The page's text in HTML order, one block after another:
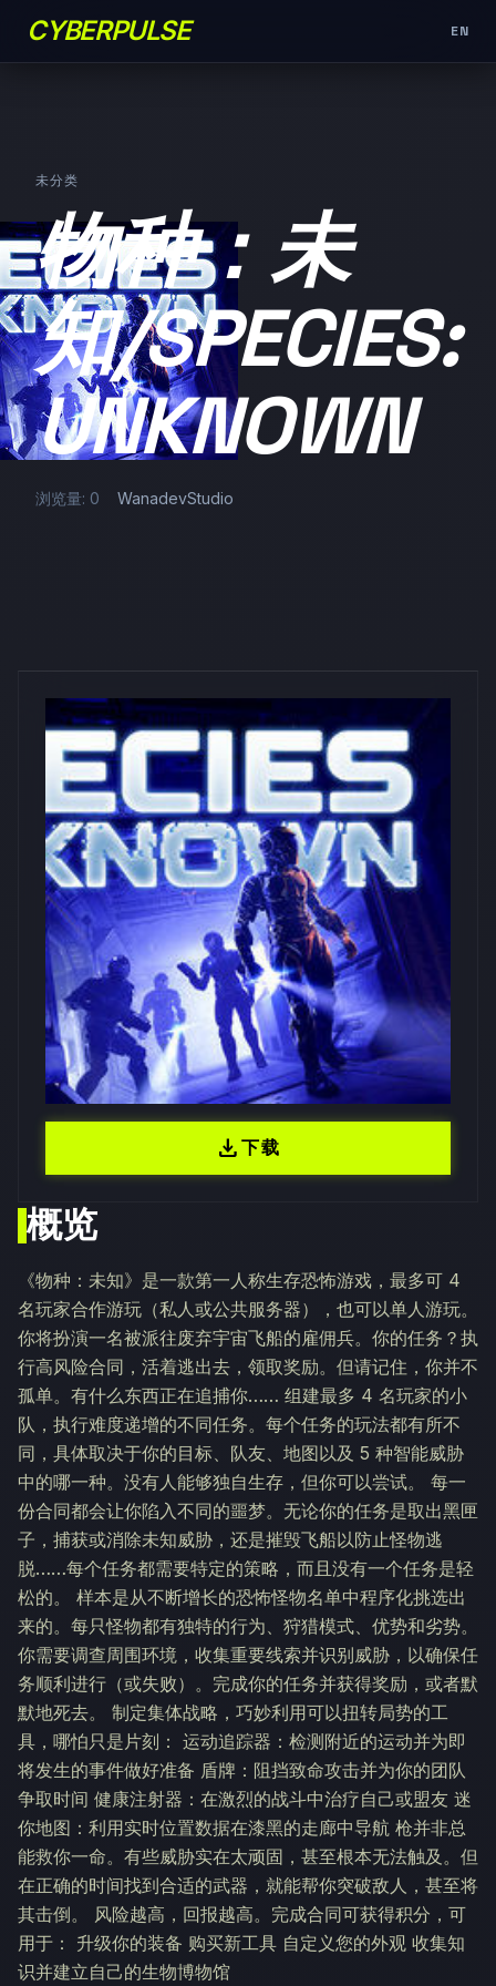
CYBERPULSE EN
未分类
物种：未
知/SPECIES:
UNKNOWN
浏览量: 0 WanadevStudio
概览
《物种：未知》是一款第一人称生存恐怖游戏，最多可 4
名玩家合作游玩（私人或公共服务器），也可以单人游玩。
你将扮演一名被派往废弃宇宙飞船的雇佣兵。你的任务？执
行高风险合同，活着逃出去，领取奖励。但请记住，你并不
孤单。有什么东西正在追捕你…… 组建最多 4 名玩家的小
队，执行难度递增的不同任务。每个任务的玩法都有所不
同，具体取决于你的目标、队友、地图以及 5 种智能威胁
中的哪一种。没有人能够独自生存，但你可以尝试。 每一
份合同都会让你陷入不同的噩梦。无论你的任务是取出黑匣
子，捕获或消除未知威胁，还是摧毁飞船以防止怪物逃
脱……每个任务都需要特定的策略，而且没有一个任务是轻
松的。 样本是从不断增长的恐怖怪物名单中程序化挑选出
来的。每只怪物都有独特的行为、狩猎模式、优势和劣势。
你需要调查周围环境，收集重要线索并识别威胁，以确保任
务顺利进行（或失败）。完成你的任务并获得奖励，或者默
默地死去。 制定集体战略，巧妙利用可以扭转局势的工
具，哪怕只是片刻： 运动追踪器：检测附近的运动并为即
将发生的事件做好准备 盾牌：阻挡致命攻击并为你的团队
争取时间 健康注射器：在激烈的战斗中治疗自己或盟友 迷
你地图：利用实时位置数据在漆黑的走廊中导航 枪并非总
能救你一命。有些威胁实在太顽固，甚至根本无法触及。但
在正确的时间找到合适的武器，就能帮你突破敌人，甚至将
其击倒。 风险越高，回报越高。完成合同可获得积分，可
用于： 升级你的装备 购买新工具 自定义您的外观 收集知
识并建立自己的生物博物馆
download下载